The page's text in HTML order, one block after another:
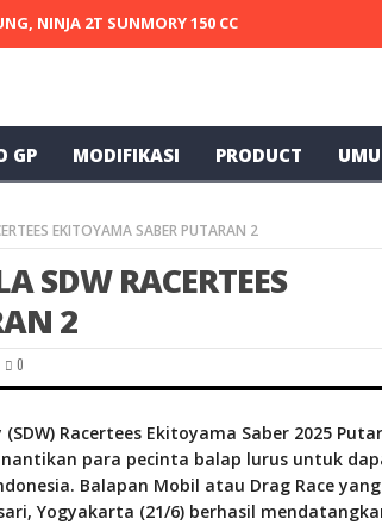
NINJA 2T SUNMORY 150 CC 69 GARAGE
GP MODIFIKASI PRODUCT
EKITOYAMA SABER PUTARAN 2
SDW RACERTEES
2
0
Racertees Ekitoyama Saber 2025
para pecinta balap lurus untuk
Balapan Mobil atau Drag Race yang
Yogyakarta (21/6) berhasil